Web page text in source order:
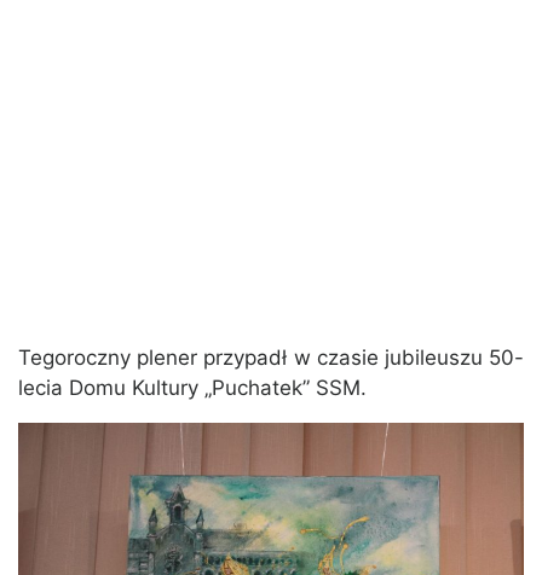
Tegoroczny plener przypadł w czasie jubileuszu 50-
lecia Domu Kultury „Puchatek” SSM.